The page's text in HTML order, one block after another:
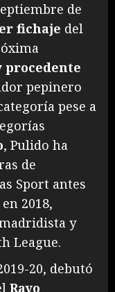
de
fichaje del
procedente
pepinero
pese a
, Pulido ha
de
Sport antes
en 2018,
y
League.
20, debutó
Rayo